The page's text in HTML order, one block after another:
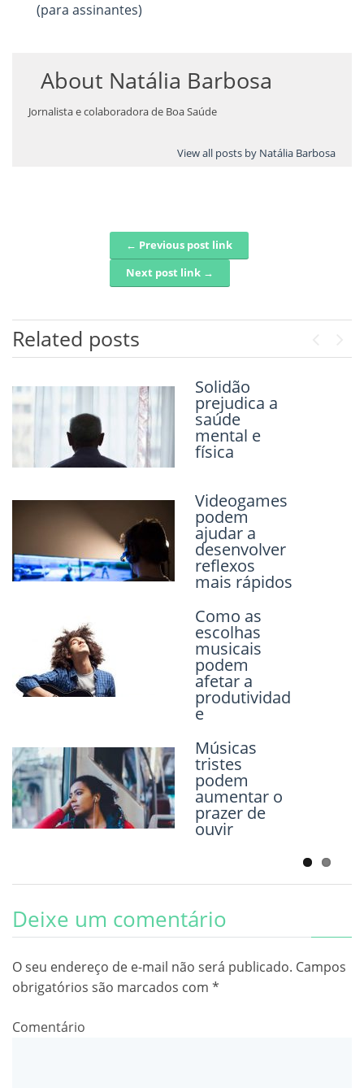
(para assinantes)
About Natália Barbosa
Jornalista e colaboradora de Boa Saúde
View all posts by Natália Barbosa
Post navigation← Previous post link
Next post link →
Related posts
Solidão
prejudica a
saúde
mental e
física
Videogames
podem
ajudar a
desenvolver
reflexos
mais rápidos
Como as
escolhas
musicais
podem
afetar a
produtividad
e
Músicas
tristes
podem
aumentar o
prazer de
ouvir
A função
adaptativa
emocional
dos sonhos
O
narcisismo e
seu impacto
na
psicoterapia
Caminhar na
natureza
melhora
função
cerebral
ignoram
estar
doentes
para não
desmarcar
compromiss
Deixe um comentário
O seu endereço de e-mail não será publicado. Campos
obrigatórios são marcados com *
Comentário